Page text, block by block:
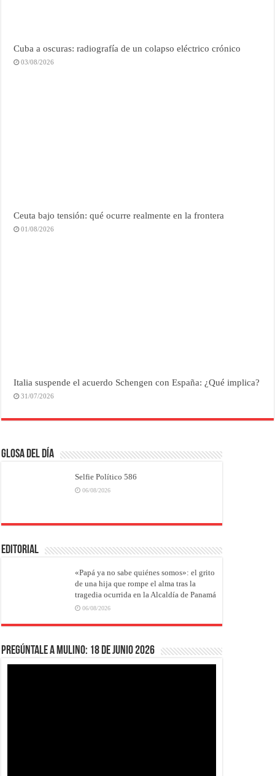
Cuba a oscuras: radiografía de un colapso eléctrico crónico
03/08/2026
Ceuta bajo tensión: qué ocurre realmente en la frontera
01/08/2026
Italia suspende el acuerdo Schengen con España: ¿Qué implica?
31/07/2026
Glosa del Día
Selfie Político 586
06/08/2026
EDITORIAL
«Papá ya no sabe quiénes somos»: el grito
de una hija que rompe el alma tras la
tragedia ocurrida en la Alcaldía de Panamá
06/08/2026
Pregúntale a Mulino: 18 de junio 2026